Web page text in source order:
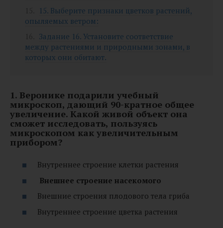
15. Выберите признаки цветков растений,
опыляемых ветром:
Задание 16. Установите соответствие
между растениями и природными зонами, в
которых они обитают.
1. Веронике подарили учебный
микроскоп, дающий 90-кратное общее
увеличение. Какой живой объект она
сможет исследовать, пользуясь
микроскопом как увеличительным
прибором?
Внутреннее строение клетки растения
Внешнее строение насекомого
Внешние строения плодового тела гриба
Внутреннее строение цветка растения